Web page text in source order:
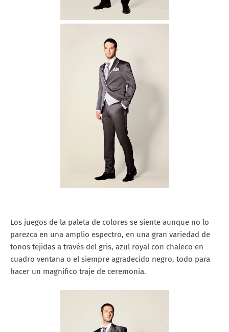
Los juegos de la paleta de colores se siente aunque no lo
parezca en una amplio espectro, en una gran variedad de
tonos tejidas a través del gris, azul royal con chaleco en
cuadro ventana o el siempre agradecido negro, todo para
hacer un magnifico traje de ceremonia.